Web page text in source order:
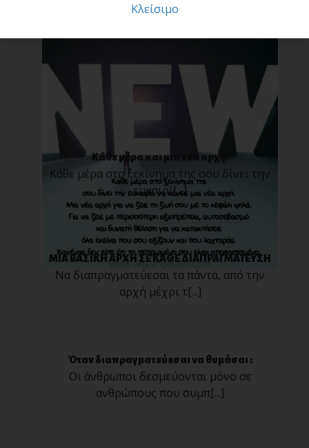
Κάθε μέρα και μια νέα αρχή!
Κάθε μέρα στο ξεκίνημα της σου δίνει την
ευκαιρί[...]
ΜΙΑ ΒΑΣΙΚΗ ΑΡΧΗ ΣΕ ΚΑΘΕ ΔΙΑΠΡΑΓΜΑΤΕΥΣΗ
Να διαπραγματεύεσαι τα πάντα, από την
αρχή μέχρι τ[...]
Όταν διαπραγματεύεσαι να θυμάσαι :
Οι άνθρωποι δεσμεύονται μόνο σε
ανθρώπους που συμπ[...]
Κλείσιμο